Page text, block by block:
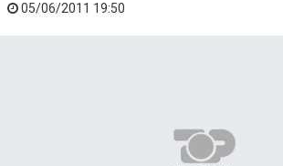
05/06/2011 19:50